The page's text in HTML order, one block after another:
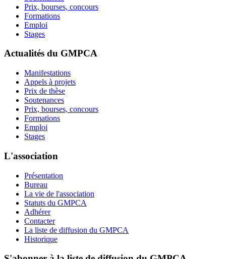
Prix, bourses, concours
Formations
Emploi
Stages
Actualités du GMPCA
Manifestations
Appels à projets
Prix de thèse
Soutenances
Prix, bourses, concours
Formations
Emploi
Stages
L'association
Présentation
Bureau
La vie de l'association
Statuts du GMPCA
Adhérer
Contacter
La liste de diffusion du GMPCA
Historique